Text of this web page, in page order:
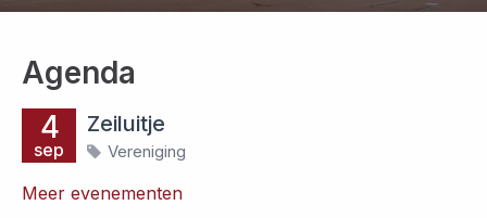
Agenda
4
sep
Zeiluitje
Vereniging
Meer evenementen